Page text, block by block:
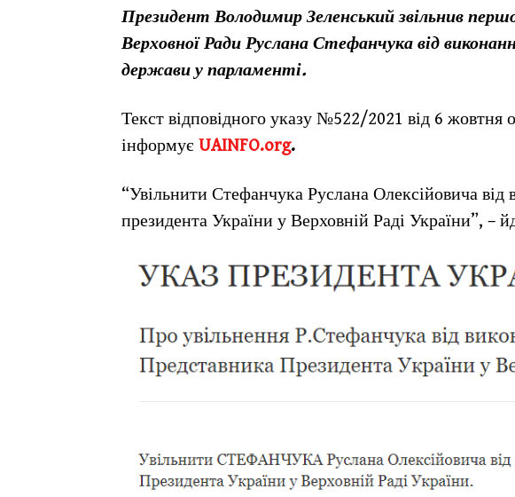
Президент Володимир Зеленський звільнив
Верховної Ради Руслана Стефанчука від
держави у парламенті.
Текст відповідного указу №522/2021 від 6 жовтня
інформує UAINFO.org.
“Увільнити Стефанчука Руслана Олексійовича від
президента України у Верховній Раді України”, –